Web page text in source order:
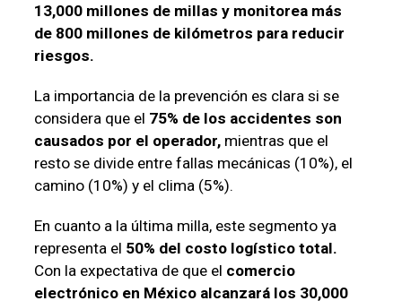
13,000 millones de millas y monitorea más
de 800 millones de kilómetros para reducir
riesgos.
La importancia de la prevención es clara si se
considera que el 75% de los accidentes son
causados por el operador, mientras que el
resto se divide entre fallas mecánicas (10%), el
camino (10%) y el clima (5%).
En cuanto a la última milla, este segmento ya
representa el 50% del costo logístico total.
Con la expectativa de que el comercio
electrónico en México alcanzará los 30,000